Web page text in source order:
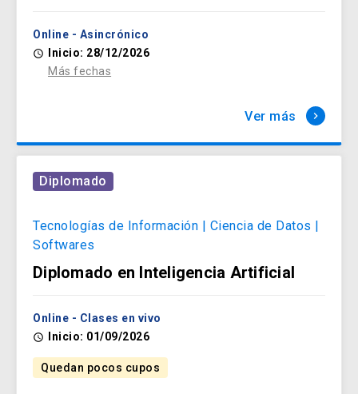
Online - Asincrónico
access_time
Inicio: 28/12/2026
Más fechas
Ver más keyboard_arrow_right
Diplomado
Tecnologías de Información | Ciencia de Datos |
Softwares
Diplomado en Inteligencia Artificial
Online - Clases en vivo
access_time Inicio: 01/09/2026
Quedan pocos cupos